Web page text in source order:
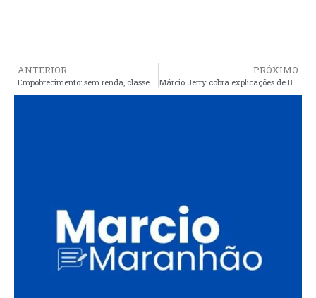
ANTERIOR PRÓXIMO
Márcio Jerry cobra explicações de Braide sobre investigação por desvios em licitações